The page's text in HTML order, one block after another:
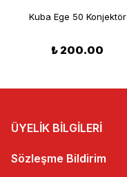
Kuba Ege 50 Konjektör
₺ 200.00
ÜYELİK BİLGİLERİ
Sözleşme Bildirim